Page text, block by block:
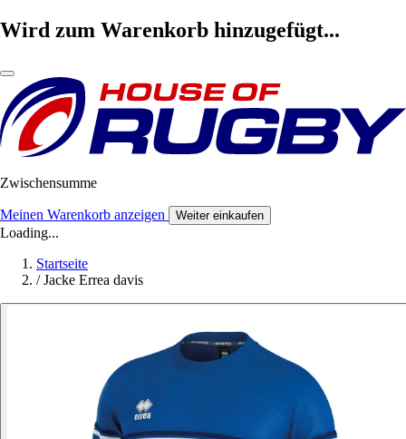
Wird zum Warenkorb hinzugefügt...
Zwischensumme
Meinen Warenkorb anzeigen Weiter einkaufen
Loading...
Startseite
/ Jacke Errea davis